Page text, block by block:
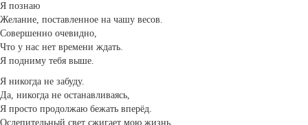
Я познаю
Желание, поставленное на чашу весов.
Совершенно очевидно,
Что у нас нет времени ждать.
Я подниму тебя выше.
Я никогда не забуду.
Да, никогда не останавливаясь,
Я просто продолжаю бежать вперёд.
Ослепительный свет сжигает мою жизнь.